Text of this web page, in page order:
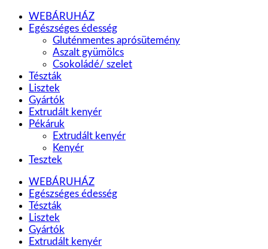
WEBÁRUHÁZ
Egészséges édesség
Gluténmentes aprósütemény
Aszalt gyümölcs
Csokoládé/ szelet
Tészták
Lisztek
Gyártók
Extrudált kenyér
Pékáruk
Extrudált kenyér
Kenyér
Tesztek
WEBÁRUHÁZ
Egészséges édesség
Tészták
Lisztek
Gyártók
Extrudált kenyér